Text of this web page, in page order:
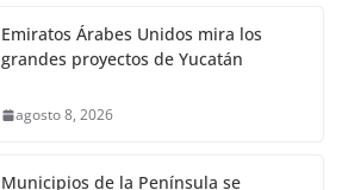
Emiratos Árabes Unidos mira los
grandes proyectos de Yucatán
agosto 8, 2026
Municipios de la Península se